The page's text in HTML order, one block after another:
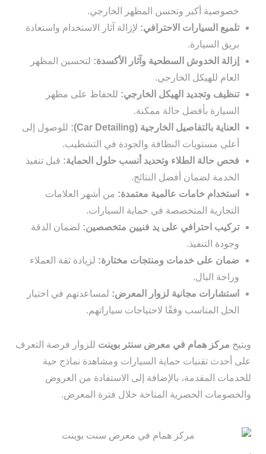
خصوصية أكبر وتحسن المظهر الخارجي.
تلميع السيارات الاحترافي: لإزالة آثار الاستخدام واستعادة
بريق السيارة.
إزالة الخدوش السطحية وآثار الأكسدة: لتحسين المظهر
العام للهيكل الخارجي.
تنظيف وتجديد الهيكل الخارجي: للحفاظ على مظهر
السيارة بأفضل حالة ممكنة.
العناية بالتفاصيل الخارجية (Car Detailing):
للوصول إلى
أعلى مستويات النظافة والجودة في التشطيب.
فحص حالة الطلاء وتحديد أنسب حلول الحماية: قبل تنفيذ
الخدمة لضمان أفضل النتائج.
استخدام خامات عالمية معتمدة: من أشهر العلامات
التجارية المتخصصة في حماية السيارات.
تركيب احترافي على يد فنيين متخصصين: لضمان الدقة
وجودة التنفيذ.
ضمان على خدمات ومنتجات مختارة: لزيادة ثقة العملاء
وراحة البال.
استشارات مجانية لزوار المعرض: لمساعدتهم في اختيار
الحل المناسب وفقًا لاحتياجات سياراتهم.
ويتيح مركز همام في معرض سنتر بوينت للزوار فرصة التعرف
على أحدث تقنيات حماية السيارات ومشاهدة نماذج حية
للخدمات المقدمة، بالإضافة إلى الاستفادة من العروض
والخصومات الحصرية المتاحة خلال فترة المعرض.